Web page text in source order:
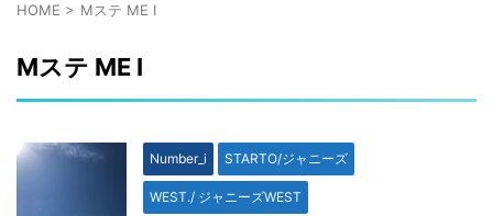
HOME > Mステ ME I
Mステ ME I
Number_i STARTO/ジャニーズ
WEST./ ジャニーズWEST